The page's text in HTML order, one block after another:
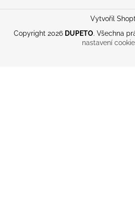
Vytvořil
Copyright 2026 DUPETO. Všechna
nastavení